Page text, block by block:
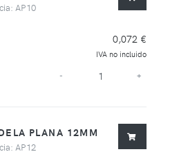
AP10
0,072 €
IVA no incluido
- +
PLANA 12MM
AP12